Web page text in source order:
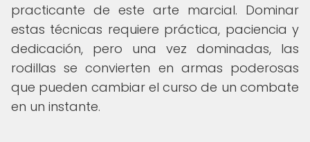
practicante de este arte marcial. Dominar
estas técnicas requiere práctica, paciencia y
dedicación, pero una vez dominadas, las
rodillas se convierten en armas poderosas
que pueden cambiar el curso de un combate
en un instante.